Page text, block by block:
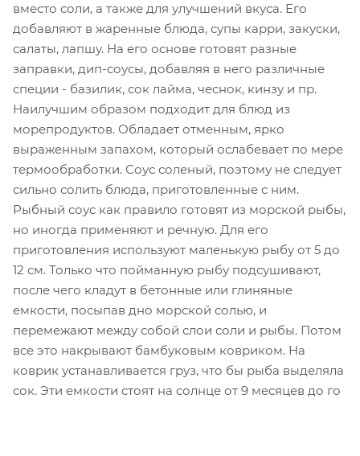
вместо соли, а также для улучшений вкуса. Его
добавляют в жаренные блюда, супы карри, закуски,
салаты, лапшу. На его основе готовят разные
заправки, дип-соусы, добавляя в него различные
специи - базилик, сок лайма, чеснок, кинзу и пр.
Наилучшим образом подходит для блюд из
морепродуктов. Обладает отменным, ярко
выраженным запахом, который ослабевает по мере
термообработки. Соус соленый, поэтому не следует
сильно солить блюда, приготовленные с ним.
Рыбный соус как правило готовят из морской рыбы,
но иногда применяют и речную. Для его
приготовления используют маленькую рыбу от 5 до
12 см. Только что пойманную рыбу подсушивают,
после чего кладут в бетонные или глиняные
емкости, посыпав дно морской солью, и
перемежают между собой слои соли и рыбы. Потом
все это накрывают бамбуковым ковриком. На
коврик устанавливается груз, что бы рыба выделяла
сок. Эти емкости стоят на солнце от 9 месяцев до го